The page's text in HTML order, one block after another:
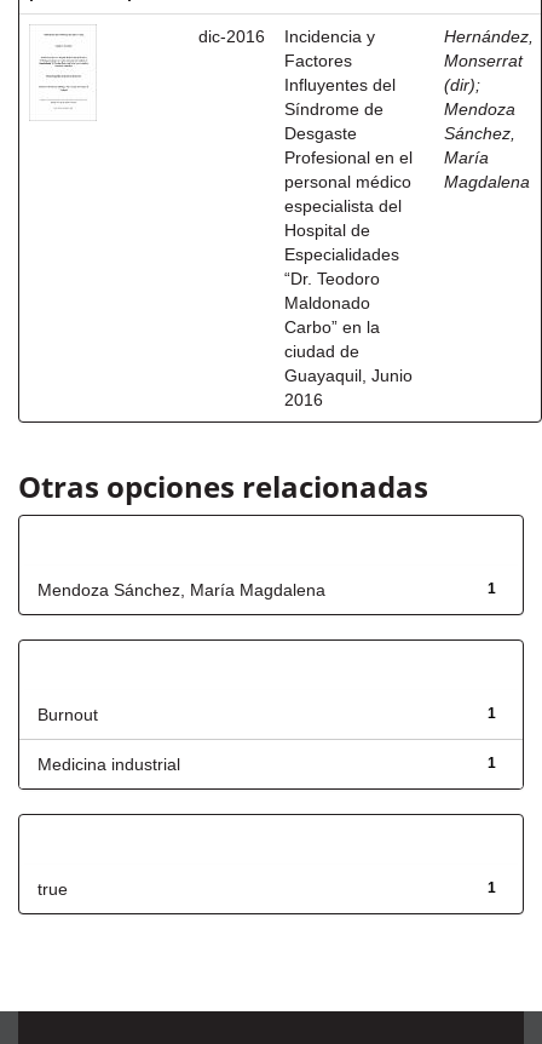
dic-2016
Incidencia y
Factores
Influyentes del
Síndrome de
Desgaste
Profesional en el
personal médico
especialista del
Hospital de
Especialidades
“Dr. Teodoro
Maldonado
Carbo” en la
ciudad de
Guayaquil, Junio
2016
Hernández,
Monserrat
(dir);
Mendoza
Sánchez,
María
Magdalena
Otras opciones relacionadas
1
Mendoza Sánchez, María Magdalena
1
Burnout
1
Medicina industrial
1
true